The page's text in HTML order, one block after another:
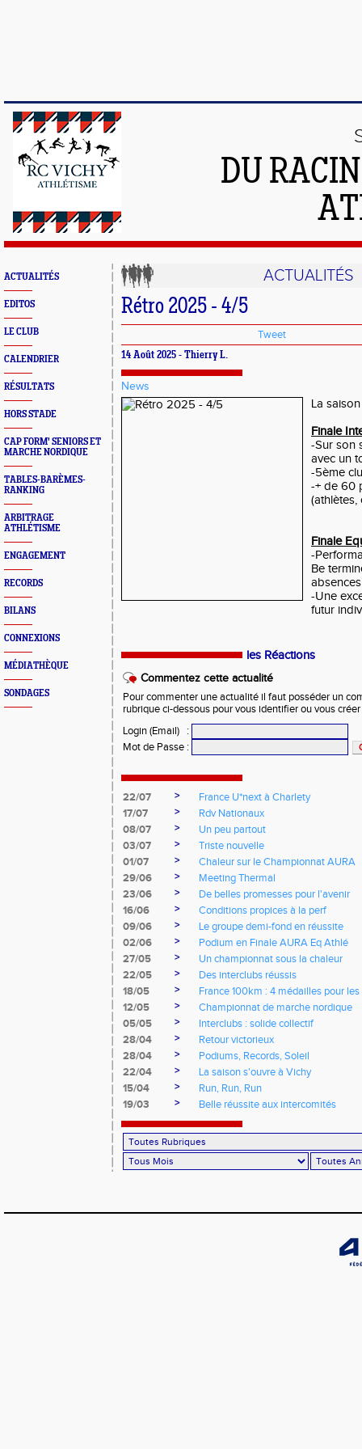
DU
ACTUALITÉS
EDITOS
LE CLUB
CALENDRIER
RÉSULTATS
HORS STADE
CAP FORM' SENIORS ET
MARCHE NORDIQUE
TABLES-BARÈMES-
RANKING
ARBITRAGE
ATHLÉTISME
ENGAGEMENT
RECORDS
BILANS
CONNEXIONS
MÉDIATHÈQUE
SONDAGES
ACTUALITÉS
Rétro 2025 - 4/5
Tweet
14 Août 2025 - Thierry L.
News
La
Finale
-Sur son
avec un
-5ème
-+ de 60
(athlètes,
Finale
-
Be
-Une
futur
les Réactions
Commentez cette actualité
Pour commenter une actualité il faut posséder un
rubrique ci-dessous pour vous identifier ou vous
Login (Email)
:
Mot de Passe :
22/07 >
France U*next à Charlety
17/07
>
Rdv Nationaux
08/07
>
Un peu partout
03/07
>
Triste nouvelle
01/07
>
Chaleur sur le Championnat AURA
29/06
>
Meeting Thermal
23/06
>
De belles promesses pour l'avenir
16/06
>
Conditions propices à la perf
09/06
>
Le groupe demi-fond en réussite
02/06
>
Podium en Finale AURA Eq Athlé
27/05
>
Un championnat sous la chaleur
22/05
>
Des interclubs réussis
18/05
>
France 100km : 4 médailles pour
12/05
>
Championnat de marche nordique
05/05
>
Interclubs : solide collectif
28/04
>
Retour victorieux
28/04
>
Podiums, Records, Soleil
22/04
>
La saison s'ouvre à Vichy
15/04
>
Run, Run, Run
19/03
> Belle réussite aux intercomités